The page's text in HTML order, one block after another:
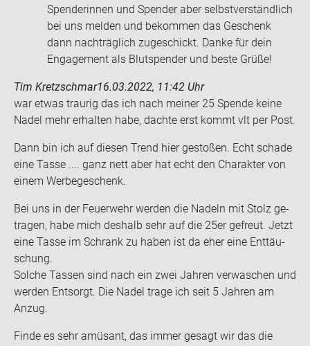
Spenderinnen und Spender aber selbstverständlich
bei uns melden und bekommen das Geschenk
dann nachträglich zugeschickt. Danke für dein
Engagement als Blutspender und beste Grüße!
Tim Kretzschmar16.03.2022, 11:42 Uhr
war etwas trau­rig das ich nach mei­ner 25 Spen­de keine
Nadel mehr er­hal­ten habe, dach­te erst kommt vlt per Post.
Dann bin ich auf die­sen Trend hier ge­sto­ßen. Echt scha­de
eine Tasse .... ganz nett aber hat echt den Cha­rak­ter von
einem Wer­be­ge­schenk.
Bei uns in der Feu­er­wehr wer­den die Na­deln mit Stolz ge­
tra­gen, habe mich des­halb sehr auf die 25er ge­freut. Jetzt
eine Tasse im Schrank zu haben ist da eher eine Ent­täu­
schung.
Sol­che Tas­sen sind nach ein zwei Jah­ren ver­wa­schen und
wer­den Ent­sorgt. Die Nadel trage ich seit 5 Jah­ren am
Anzug.
Finde es sehr amü­sant, das immer ge­sagt wir das die